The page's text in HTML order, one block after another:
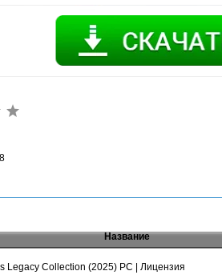
Название
Legacy Collection (2025) PC | Лицензия